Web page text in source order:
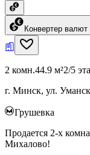
Конвертер валют
2 комн.44.9 м²2/5
г. Минск, ул.
Грушевка
Продается 2-х
Михалово!